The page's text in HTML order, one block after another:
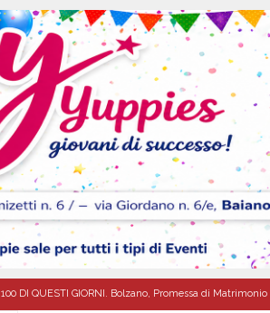
100 DI QUESTI GIORNI. Bolzano, Promessa di